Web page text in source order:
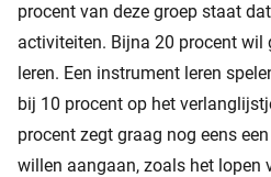
procent van deze groep staat
activiteiten. Bijna 20 procent wil
leren. Een instrument leren
bij 10 procent op het
procent zegt graag nog eens
willen aangaan, zoals het lopen